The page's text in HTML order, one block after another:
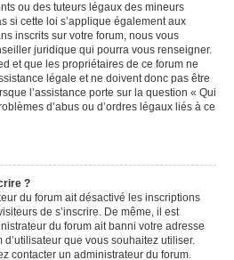
ou des tuteurs légaux des mineurs
si cette loi s’applique également aux
inscrits sur votre forum, nous vous
juridique qui pourra vous renseigner.
et que les propriétaires de ce forum ne
légale et ne doivent donc pas être
l’assistance porte sur la question « Qui
d’abus ou d’ordres légaux liés à ce
?
du forum ait désactivé les inscriptions
de s’inscrire. De même, il est
du forum ait banni votre adresse
d’utilisateur que vous souhaitez utiliser.
contacter un administrateur du forum.